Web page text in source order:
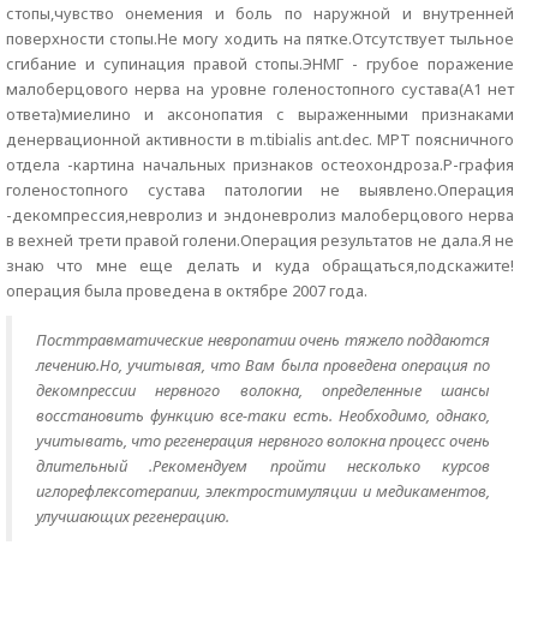
стопы,чувство онемения и боль по наружной и внутренней
поверхности стопы.Не могу ходить на пятке.Отсутствует тыльное
сгибание и супинация правой стопы.ЭНМГ - грубое поражение
малоберцового нерва на уровне голеностопного сустава(А1 нет
ответа)миелино и аксонопатия с выраженными признаками
денервационной активности в m.tibialis ant.dec. МРТ поясничного
отдела -картина начальных признаков остеохондроза.Р-графия
голеностопного сустава патологии не выявлено.Операция
-декомпрессия,невролиз и эндоневролиз малоберцового нерва
в вехней трети правой голени.Операция результатов не дала.Я не
знаю что мне еще делать и куда обращаться,подскажите!
операция была проведена в октябре 2007 года.
Посттравматические невропатии очень тяжело поддаются
лечению.Но, учитывая, что Вам была проведена операция по
декомпрессии нервного волокна, определенные шансы
восстановить функцию все-таки есть. Необходимо, однако,
учитывать, что регенерация нервного волокна процесс очень
длительный .Рекомендуем пройти несколько курсов
иглорефлексотерапии, электростимуляции и медикаментов,
улучшающих регенерацию.